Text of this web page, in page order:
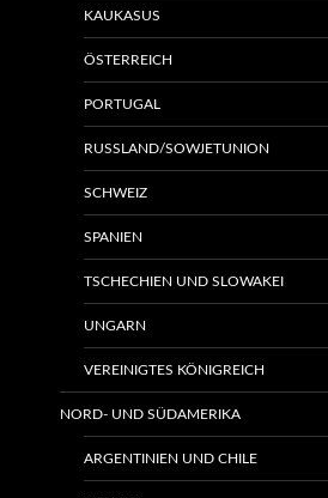
KAUKASUS
ÖSTERREICH
PORTUGAL
RUSSLAND/SOWJETUNION
SCHWEIZ
SPANIEN
TSCHECHIEN UND SLOWAKEI
UNGARN
VEREINIGTES KÖNIGREICH
NORD- UND SÜDAMERIKA
ARGENTINIEN UND CHILE